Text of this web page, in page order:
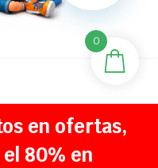
en ofertas,
80% en
0